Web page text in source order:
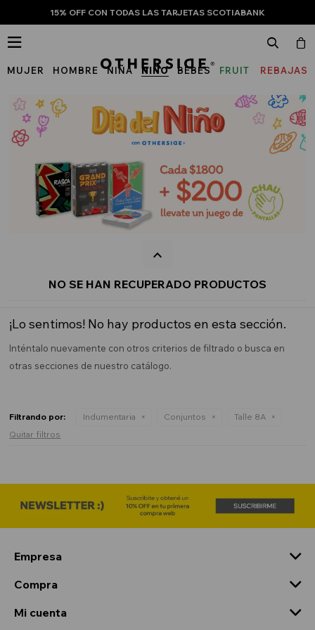
15% OFF CON TODAS LAS TARJETAS SCOTIABANK
MUJER HOMBRE NIÑA NIÑO BEBÉS
FRUIT
THE
LOOM
REBAJAS

NO SE HAN RECUPERADO PRODUCTOS
¡Lo sentimos! No hay productos en esta sección.
Inténtalo nuevamente con otros criterios de filtrado o busca en
otras secciones de nuestro catálogo.
Filtrando por: Indumentaria Conjuntos
Talle 8A
Quitar filtros
Empresa
Compra
Mi cuenta